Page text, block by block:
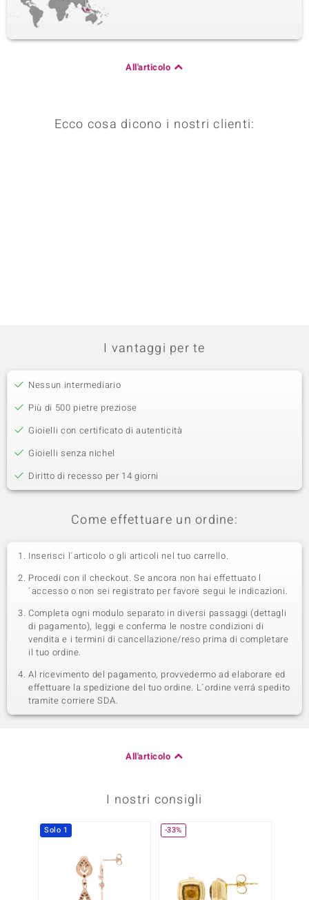
All'articolo
Ecco cosa dicono i nostri clienti:
I vantaggi per te
Nessun intermediario
Più di 500 pietre preziose
Gioielli con certificato di autenticità
Gioielli senza nichel
Diritto di recesso per 14 giorni
Come effettuare un ordine:
Inserisci l´articolo o gli articoli nel tuo carrello.
Procedi con il checkout. Se ancora non hai effettuato l
´accesso o non sei registrato per favore segui le indicazioni.
Completa ogni modulo separato in diversi passaggi (dettagli
di pagamento), leggi e conferma le nostre condizioni di
vendita e i termini di cancellazione/reso prima di completare
il tuo ordine.
Al ricevimento del pagamento, provvedermo ad elaborare ed
effettuare la spedizione del tuo ordine. L´ordine verrá spedito
tramite corriere SDA.
All'articolo
I nostri consigli
Solo 1 -33%